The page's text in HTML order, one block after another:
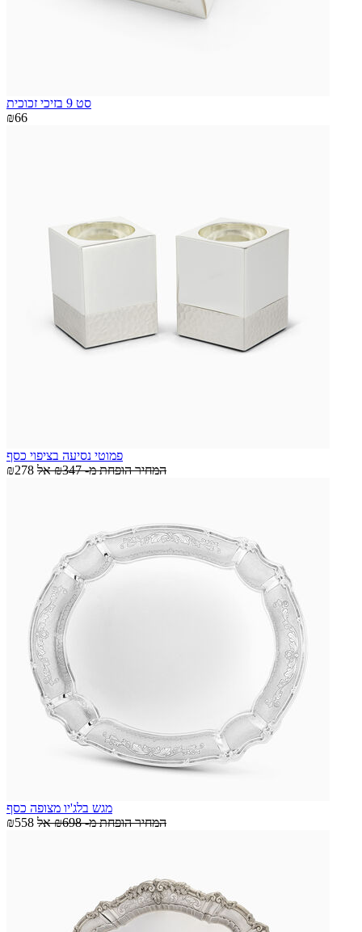
סט 9 בזיכי זכוכית
₪66
פמוטי נסיעה בציפוי כסף
₪278
המחיר הופחת מ-₪347 אל
מגש בלג'יו מצופה כסף
₪558
המחיר הופחת מ-₪698 אל